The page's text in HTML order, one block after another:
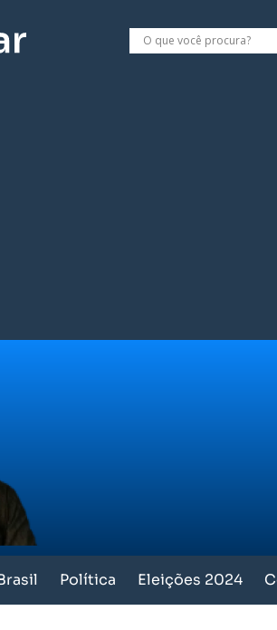
Política Eleições 2024